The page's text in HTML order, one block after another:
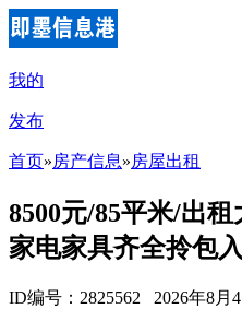
我的
发布
首页»房产信息»房屋出租
8500元/85平米/出
家电家具齐全拎包
ID编号：2825562 2026年8月